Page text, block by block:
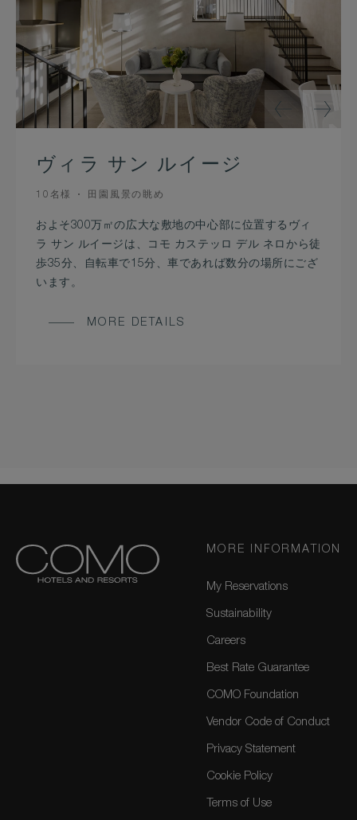
ヴィラ サン ルイージ
OCCUPANCY
10名様 VIEW
田園風景の眺め
およそ300万㎡の広大な敷地の中心部に位置するヴィ
ラ サン ルイージは、コモ カステッロ デル ネロから徒
歩35分、自転車で15分、車であれば数分の場所にござ
います。
MORE DETAILS
MORE INFORMATION
My Reservations
Sustainability
Careers
Best Rate Guarantee
COMO Foundation
Vendor Code of Conduct
Privacy Statement
Cookie Policy
Terms of Use